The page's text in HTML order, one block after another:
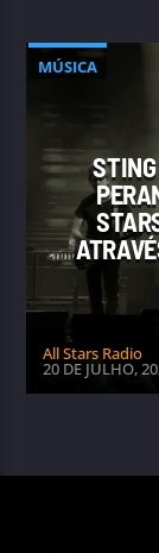
MÚSICA
All Stars Radio
20 DE JULHO,